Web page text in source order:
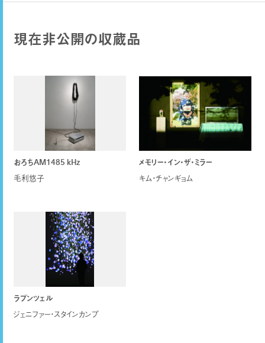
現在非公開の収蔵品
おろちAM1485 kHz
毛利悠子
メモリー・イン・ザ・ミラー
キム・チャンギョム
ラプンツェル
ジェニファー・スタインカンプ